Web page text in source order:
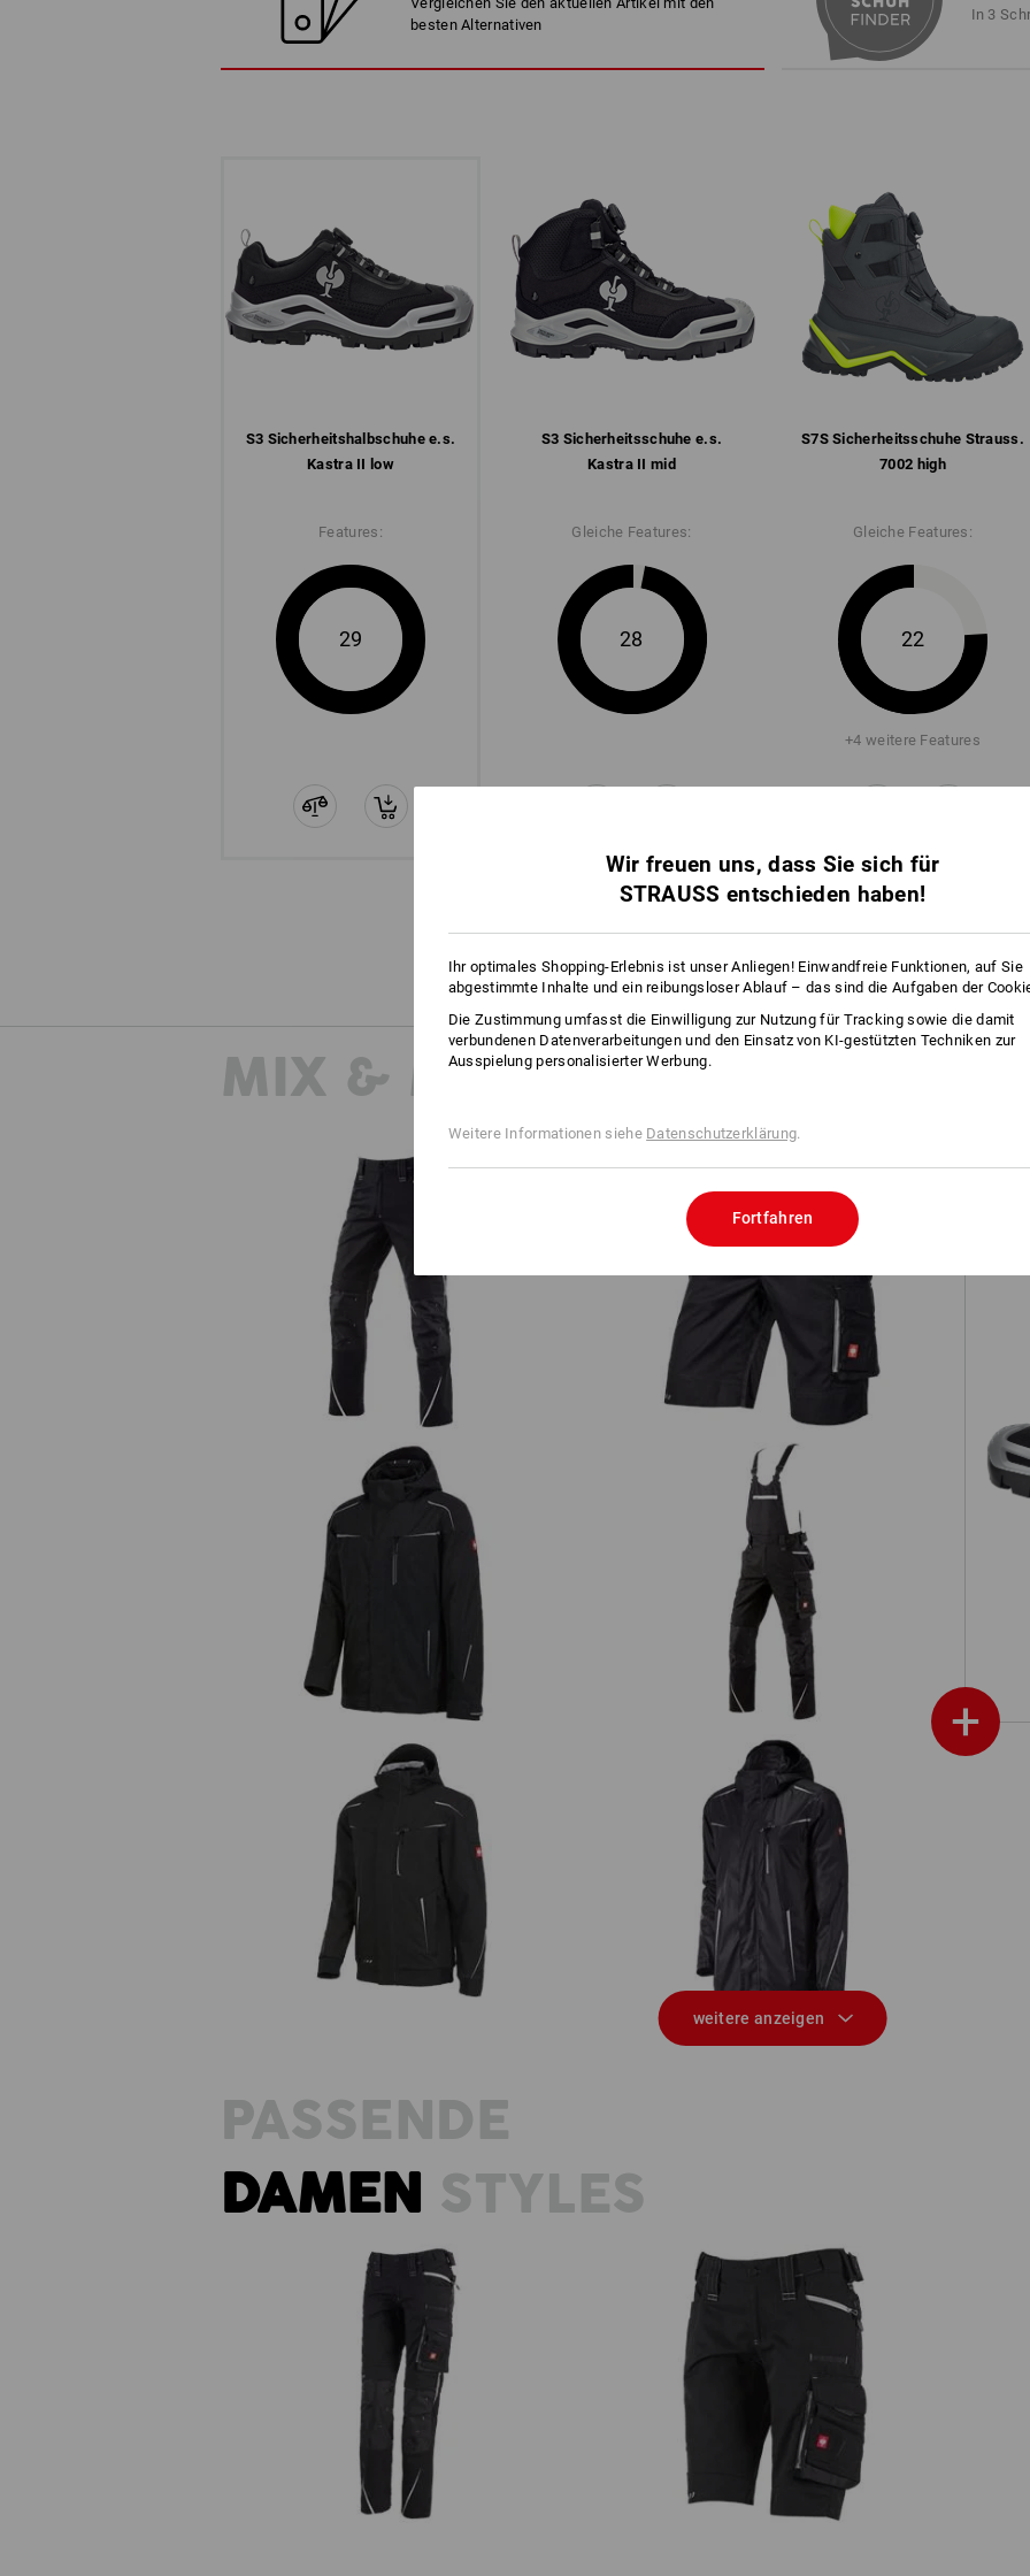
atmungsaktives Mesh-
lederfreie Ausstattung
kein Eindringen von Schmutz
Gewicht: ca.
770 Gramm bei Größe
Atmungsaktive Schuhe
speichern die Feuchtigkeit.
Feuchtigkeit vom Fuß weg nach
atmungsaktive Schuh-Membran, die
transportiert. Das Prinzip
Prinzip Atmungsaktivität greifen.
Datenblatt
besten Alternativen
In 3
S3 Sicherheits­halbschuhe e.s.
Kastra II low
Features:
29
S3 Sicherheits­schuhe e.s.
Kastra II mid
S7S Sicherheits­schuhe Strauss.​
7002 high
Gleiche Features:
28
Gleiche Features:
22
+4 weitere Features
MIX & MATCH
S3
+
Bundhose e.s.motion 2020 Short e.s.motion 2020
3 in 1 Funktionsjacke e.s.motion 2020,
Latzhose e.s.motion 2020
Winter Softshelljacke e.s.motion 2020,
Regenjacke e.s.motion 2020 superflex
weitere anzeigen
PASSENDE
DAMEN STYLES
Damenhose e.s.motion 2020 Short e.s.motion 2020, Damen
Wir freuen uns, dass Sie sich für
STRAUSS entschieden haben!
Ihr optimales Shopping-Erlebnis ist unser Anliegen! Einwandfreie Funktionen, auf Sie
abgestimmte Inhalte und ein reibungsloser Ablauf – das sind die Aufgaben der
Die Zustimmung umfasst die Einwilligung zur Nutzung für Tracking sowie die damit
verbundenen Datenverarbeitungen und den Einsatz von KI-gestützten Techniken zur
Ausspielung personalisierter Werbung.
Weitere Informationen siehe Datenschutzerklärung.
Fortfahren